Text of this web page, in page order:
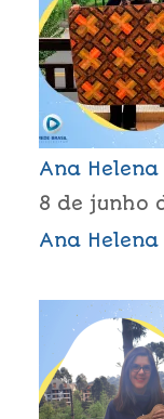
Ana Helena
8 de junho
Ana